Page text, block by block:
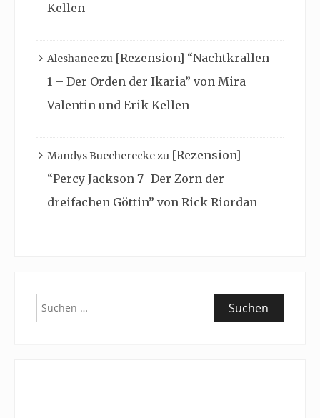
Kellen
Aleshaneezu [Rezension] “Nachtkrallen
1 – Der Orden der Ikaria” von Mira
Valentin und Erik Kellen
Mandys Buechereckezu [Rezension]
“Percy Jackson 7- Der Zorn der
dreifachen Göttin” von Rick Riordan
Suchen
nach: